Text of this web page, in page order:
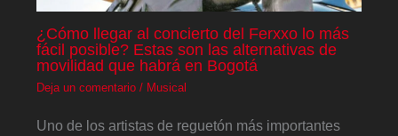
¿Cómo llegar al concierto del Ferxxo lo más
fácil posible? Estas son las alternativas de
movilidad que habrá en Bogotá
Deja un comentario / Musical
Uno de los artistas de reguetón más importantes